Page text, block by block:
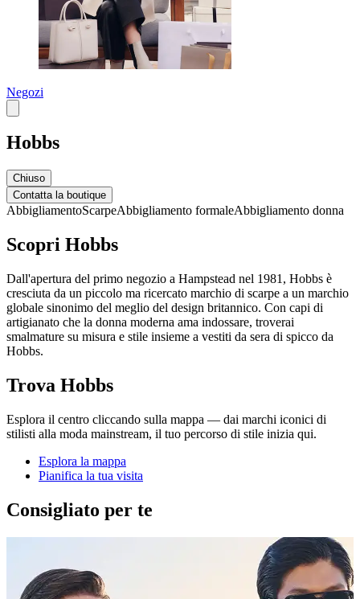
Negozi
Hobbs
Chiuso
Contatta la boutique
AbbigliamentoScarpeAbbigliamento formaleAbbigliamento donna
Scopri Hobbs
Dall'apertura del primo negozio a Hampstead nel 1981, Hobbs è
cresciuta da un piccolo ma ricercato marchio di scarpe a un marchio
globale sinonimo del meglio del design britannico. Con capi di
artigianato che la donna moderna ama indossare, troverai
smalmature su misura e stile insieme a vestiti da sera di spicco da
Hobbs.
Trova Hobbs
Esplora il centro cliccando sulla mappa — dai marchi iconici di
stilisti alla moda mainstream, il tuo percorso di stile inizia qui.
Esplora la mappa
Pianifica la tua visita
Consigliato per te